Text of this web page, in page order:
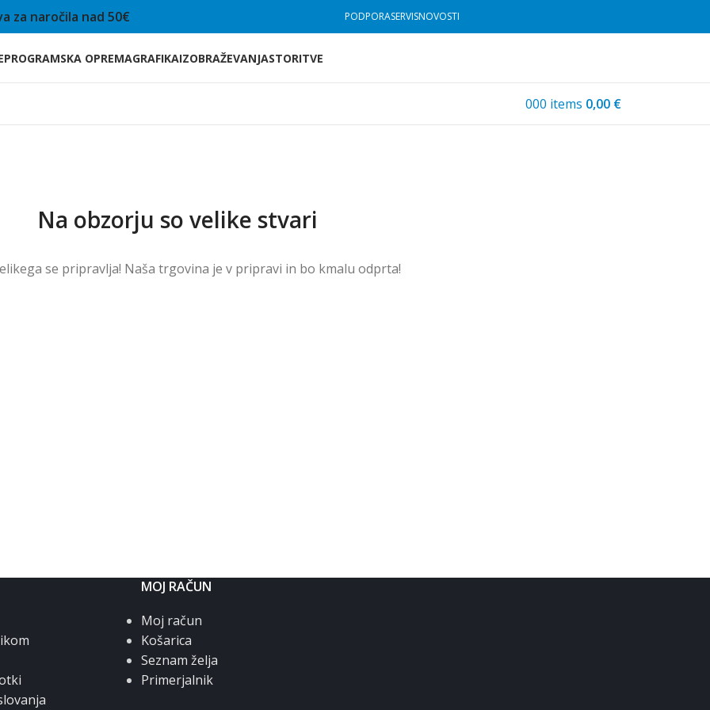
za naročila nad 50€ PODPORASERVISNOVOSTI
PROGRAMSKA OPREMAGRAFIKAIZOBRAŽEVANJASTORITVE
000 items 0,00 €
Na obzorju so velike stvari
se pripravlja! Naša trgovina je v pripravi in ​​bo kmalu odprta!
MOJ RAČUN
Moj račun
Košarica
Seznam želja
Primerjalnik